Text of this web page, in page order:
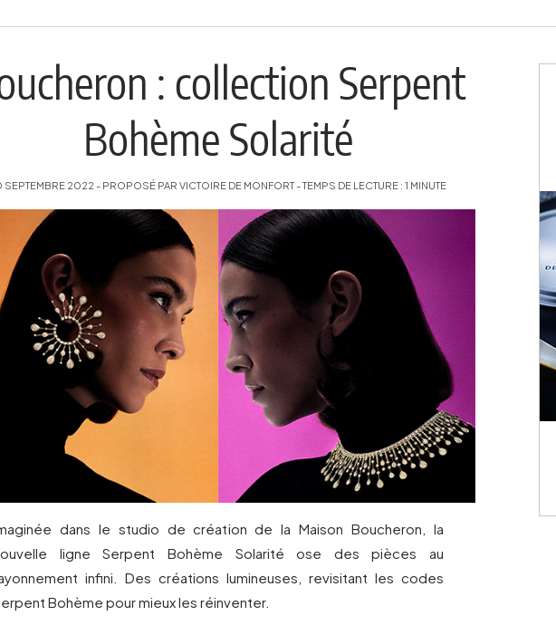
: collection Serpent
Bohème Solarité
SEPTEMBRE 2022 - PROPOSÉ PAR VICTOIRE DE MONFORT - TEMPS DE LECTURE : 1 MINUTE
dans le studio de création de la Maison Boucheron, la
ligne Serpent Bohème Solarité ose des pièces au
infini. Des créations lumineuses, revisitant les codes
Bohème pour mieux les réinventer.